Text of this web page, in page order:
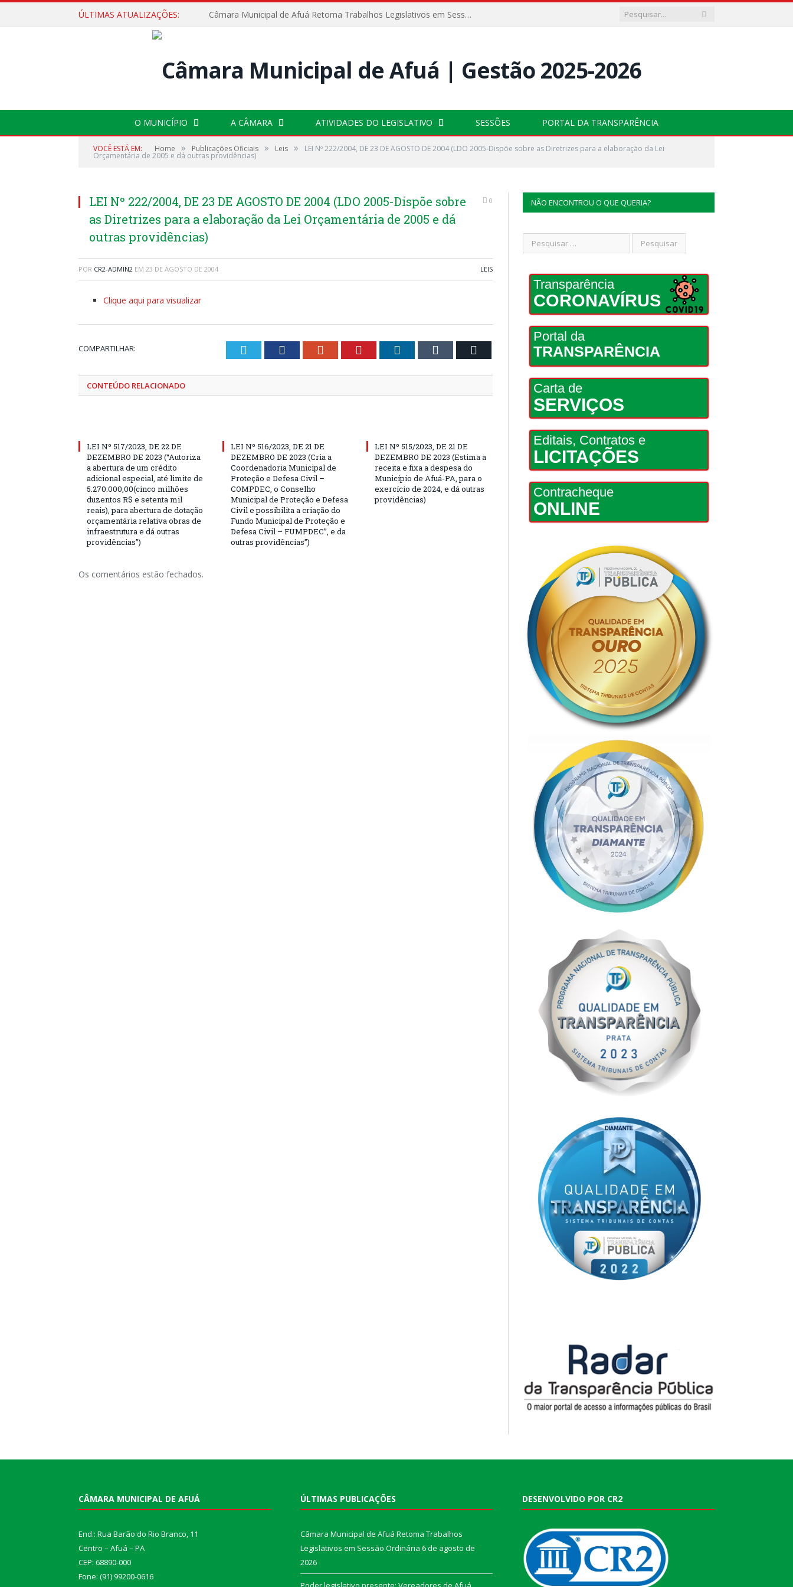
ÚLTIMAS ATUALIZAÇÕES: Câmara Municipal de Afuá Retoma Trabalhos Legislativos em Sessão Ordinária
O MUNICÍPIO A CÂMARA ATIVIDADES DO LEGISLATIVO SESSÕES PORTAL DA TRANSPARÊNCIA
VOCÊ ESTÁ EM: Home » Publicações Oficiais » Leis » LEI Nº 222/2004, DE 23 DE AGOSTO DE 2004 (LDO 2005-Dispõe sobre as Diretrizes para a elaboração da Lei
Orçamentária de 2005 e dá outras providências)
LEI Nº 222/2004, DE 23 DE AGOSTO DE 2004 (LDO 2005-Dispõe sobre
as Diretrizes para a elaboração da Lei Orçamentária de 2005 e dá
outras providências)
0
POR CR2-ADMIN2 EM 23 DE AGOSTO DE 2004 LEIS
Clique aqui para visualizar
COMPARTILHAR: Twitter Facebook Google+ Pinterest LinkedIn Tumblr
CONTEÚDO RELACIONADO
LEI Nº 517/2023, DE 22 DE
DEZEMBRO DE 2023 (“Autoriza
a abertura de um crédito
adicional especial, até limite de
5.270.000,00(cinco milhões
duzentos R$ e setenta mil
reais), para abertura de dotação
orçamentária relativa obras de
infraestrutura e dá outras
providências”)
LEI Nº 516/2023, DE 21 DE
DEZEMBRO DE 2023 (Cria a
Coordenadoria Municipal de
Proteção e Defesa Civil –
COMPDEC, o Conselho
Municipal de Proteção e Defesa
Civil e possibilita a criação do
Fundo Municipal de Proteção e
Defesa Civil – FUMPDEC”, e da
outras providências”)
LEI Nº 515/2023, DE 21 DE
DEZEMBRO DE 2023 (Estima a
receita e fixa a despesa do
Município de Afuá-PA, para o
exercício de 2024, e dá outras
providências)
Os comentários estão fechados.
NÃO ENCONTROU O QUE QUERIA?
Transparência
CORONAVÍRUS
Portal da
TRANSPARÊNCIA
Carta de
SERVIÇOS
Editais, Contratos e
LICITAÇÕES
Contracheque
ONLINE
CÂMARA MUNICIPAL DE AFUÁ
End.: Rua Barão do Rio Branco, 11
Centro – Afuá – PA
CEP: 68890-000
Fone: (91) 99200-0616
ÚLTIMAS PUBLICAÇÕES
Câmara Municipal de Afuá Retoma Trabalhos
Legislativos em Sessão Ordinária 6 de agosto de
2026
DESENVOLVIDO POR CR2